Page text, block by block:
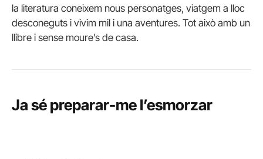
la literatura coneixem nous personatges, viatgem a lloc
desconeguts i vivim mil i una aventures. Tot això amb un
llibre i sense moure’s de casa.
Ja sé preparar-me l’esmorzar